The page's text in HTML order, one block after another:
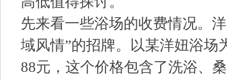
先来看一些浴场的收费情况。
域风情”的招牌。以某洋妞浴场
88元，这个价格包含了洗浴、